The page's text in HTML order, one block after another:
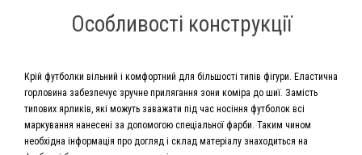
Особливості конструкції
Крій футболки вільний і комфортний для більшості типів фігури. Еластична
горловина забезпечує зручне прилягання зони коміра до шиї. Замість
типових ярликів, які можуть заважати під час носіння футболок всі
маркування нанесені за допомогою спеціальної фарби. Таким чином
необхідна інформація про догляд і склад матеріалу знаходиться на